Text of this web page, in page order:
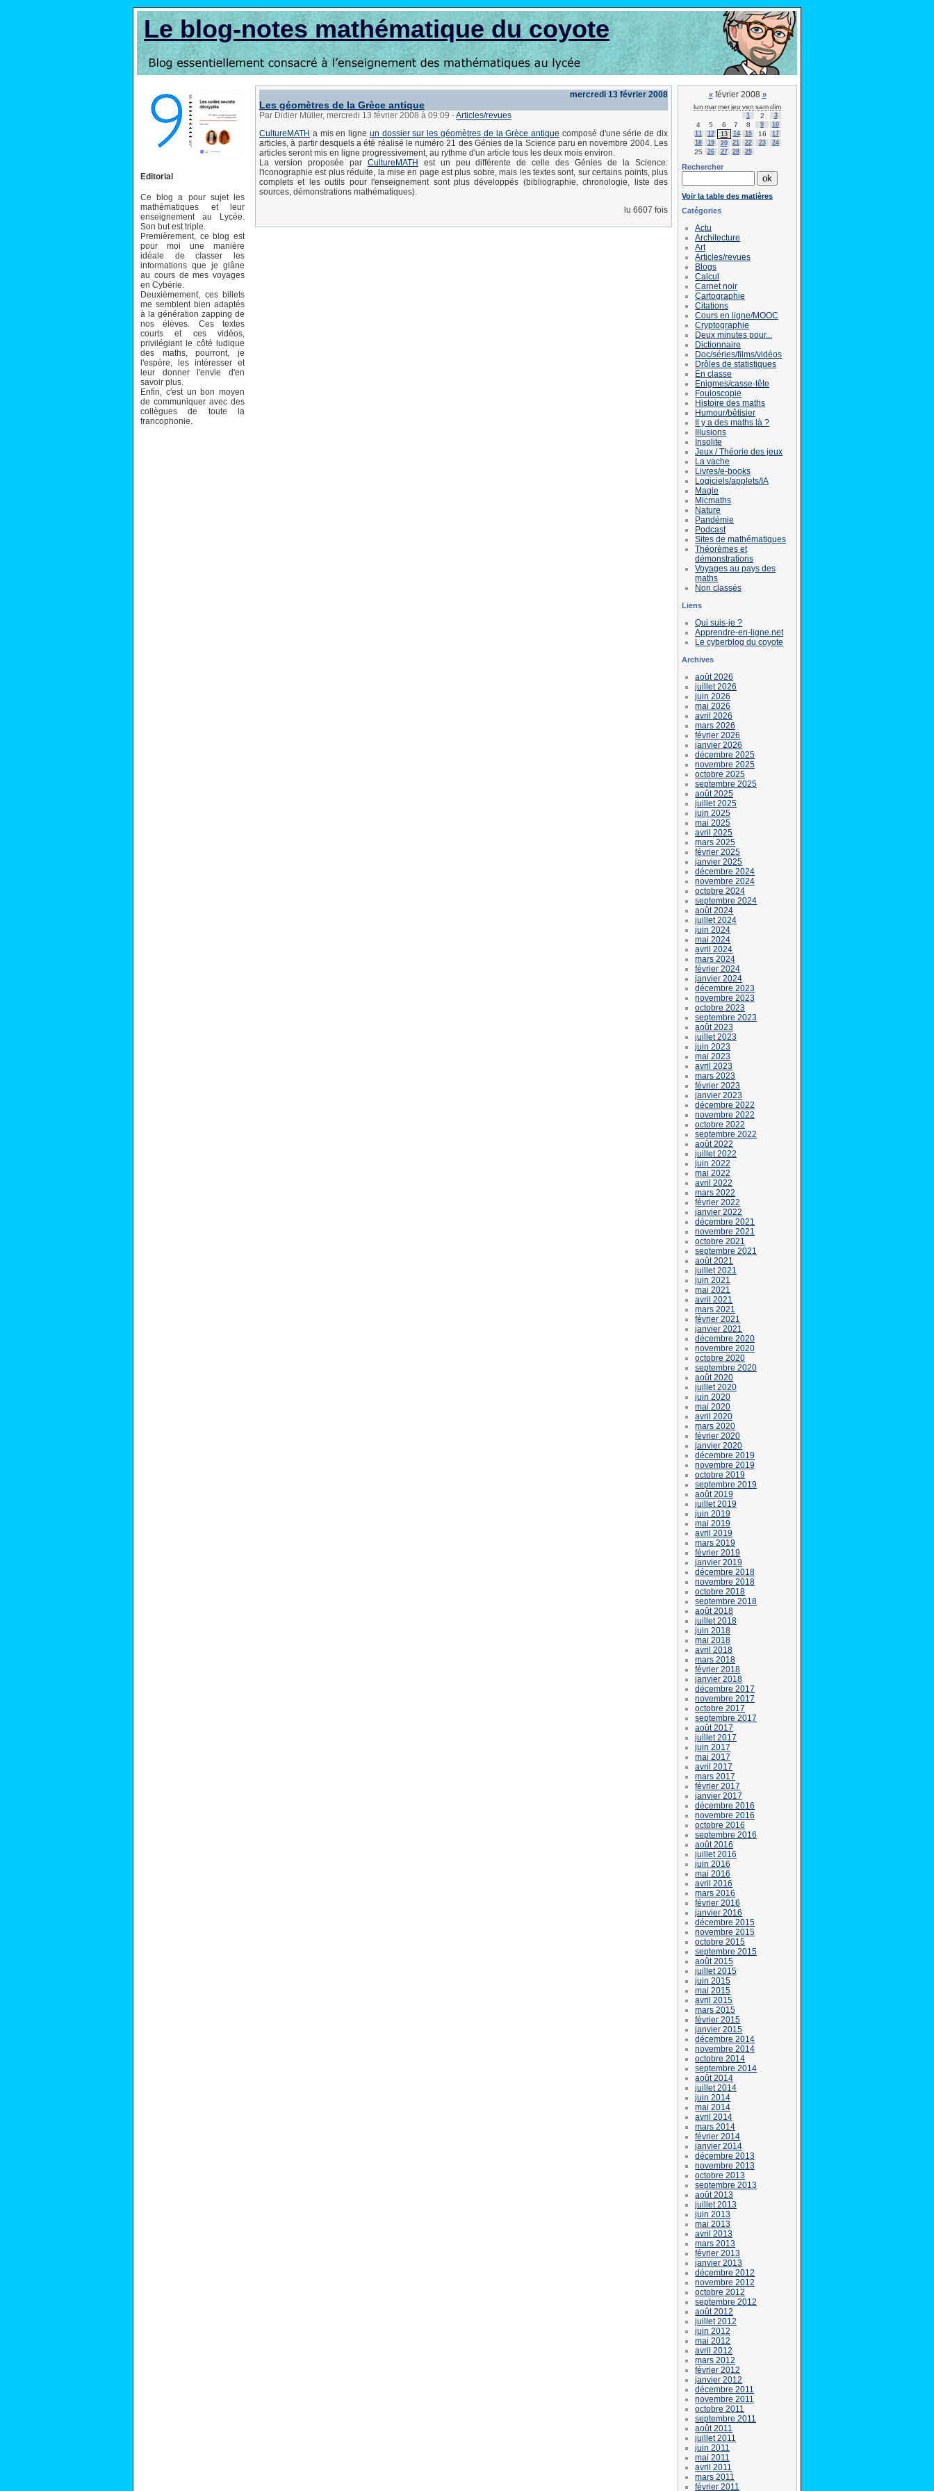
Le blog-notes mathématique du coyote
Editorial
Ce blog a pour sujet les
mathématiques et leur
enseignement au Lycée.
Son but est triple.
Premièrement, ce blog est
pour moi une manière
idéale de classer les
informations que je glâne
au cours de mes voyages
en Cybérie.
Deuxièmement, ces billets
me semblent bien adaptés
à la génération zapping de
nos élèves. Ces textes
courts et ces vidéos,
privilégiant le côté ludique
des maths, pourront, je
l'espère, les intéresser et
leur donner l'envie d'en
savoir plus.
Enfin, c'est un bon moyen
de communiquer avec des
collègues de toute la
francophonie.
mercredi 13 février 2008
Les géomètres de la Grèce antique
Par Didier Müller, mercredi 13 février 2008 à 09:09 -Articles/revues
CultureMATH a mis en ligne un dossier sur les géomètres de la Grèce antique composé d'une série de dix
articles, à partir desquels a été réalisé le numéro 21 des Génies de la Science paru en novembre 2004. Les
articles seront mis en ligne progressivement, au rythme d'un article tous les deux mois environ.
La version proposée par CultureMATH
est un peu différente de celle des Génies de la Science:
l'iconographie est plus réduite, la mise en page est plus sobre, mais les textes sont, sur certains points, plus
complets et les outils pour l'enseignement sont plus développés (bibliographie, chronologie, liste des
sources, démonstrations mathématiques).
lu 6607 fois
«février 2008 »
lun marmerjeu ven samdim
1 2 3
4 5 6 7 8 9
10
11
12 13 14 15 16
17
18
19 20 21 22 23 24
25 26 27 28 29
Rechercher
Voir la table des matières
Catégories
Actu
Architecture
Art
Articles/revues
Blogs
Calcul
Carnet noir
Cartographie
Citations
Cours en ligne/MOOC
Cryptographie
Deux minutes pour...
Dictionnaire
Doc/séries/films/vidéos
Drôles de statistiques
En classe
Enigmes/casse-tête
Fouloscopie
Histoire des maths
Humour/bêtisier
Il y a des maths là ?
Illusions
Insolite
Jeux / Théorie des jeux
La vache
Livres/e-books
Logiciels/applets/IA
Magie
Micmaths
Nature
Pandémie
Podcast
Sites de mathématiques
Théorèmes et
démonstrations
Voyages au pays des
maths
Non classés
Liens
Qui suis-je ?
Apprendre-en-ligne.net
Le cyberblog du coyote
Archives
août 2026
juillet 2026
juin 2026
mai 2026
avril 2026
mars 2026
février 2026
janvier 2026
décembre 2025
novembre 2025
octobre 2025
septembre 2025
août 2025
juillet 2025
juin 2025
mai 2025
avril 2025
mars 2025
février 2025
janvier 2025
décembre 2024
novembre 2024
octobre 2024
septembre 2024
août 2024
juillet 2024
juin 2024
mai 2024
avril 2024
mars 2024
février 2024
janvier 2024
décembre 2023
novembre 2023
octobre 2023
septembre 2023
août 2023
juillet 2023
juin 2023
mai 2023
avril 2023
mars 2023
février 2023
janvier 2023
décembre 2022
novembre 2022
octobre 2022
septembre 2022
août 2022
juillet 2022
juin 2022
mai 2022
avril 2022
mars 2022
février 2022
janvier 2022
décembre 2021
novembre 2021
octobre 2021
septembre 2021
août 2021
juillet 2021
juin 2021
mai 2021
avril 2021
mars 2021
février 2021
janvier 2021
décembre 2020
novembre 2020
octobre 2020
septembre 2020
août 2020
juillet 2020
juin 2020
mai 2020
avril 2020
mars 2020
février 2020
janvier 2020
décembre 2019
novembre 2019
octobre 2019
septembre 2019
août 2019
juillet 2019
juin 2019
mai 2019
avril 2019
mars 2019
février 2019
janvier 2019
décembre 2018
novembre 2018
octobre 2018
septembre 2018
août 2018
juillet 2018
juin 2018
mai 2018
avril 2018
mars 2018
février 2018
janvier 2018
décembre 2017
novembre 2017
octobre 2017
septembre 2017
août 2017
juillet 2017
juin 2017
mai 2017
avril 2017
mars 2017
février 2017
janvier 2017
décembre 2016
novembre 2016
octobre 2016
septembre 2016
août 2016
juillet 2016
juin 2016
mai 2016
avril 2016
mars 2016
février 2016
janvier 2016
décembre 2015
novembre 2015
octobre 2015
septembre 2015
août 2015
juillet 2015
juin 2015
mai 2015
avril 2015
mars 2015
février 2015
janvier 2015
décembre 2014
novembre 2014
octobre 2014
septembre 2014
août 2014
juillet 2014
juin 2014
mai 2014
avril 2014
mars 2014
février 2014
janvier 2014
décembre 2013
novembre 2013
octobre 2013
septembre 2013
août 2013
juillet 2013
juin 2013
mai 2013
avril 2013
mars 2013
février 2013
janvier 2013
décembre 2012
novembre 2012
octobre 2012
septembre 2012
août 2012
juillet 2012
juin 2012
mai 2012
avril 2012
mars 2012
février 2012
janvier 2012
décembre 2011
novembre 2011
octobre 2011
septembre 2011
août 2011
juillet 2011
juin 2011
mai 2011
avril 2011
mars 2011
février 2011